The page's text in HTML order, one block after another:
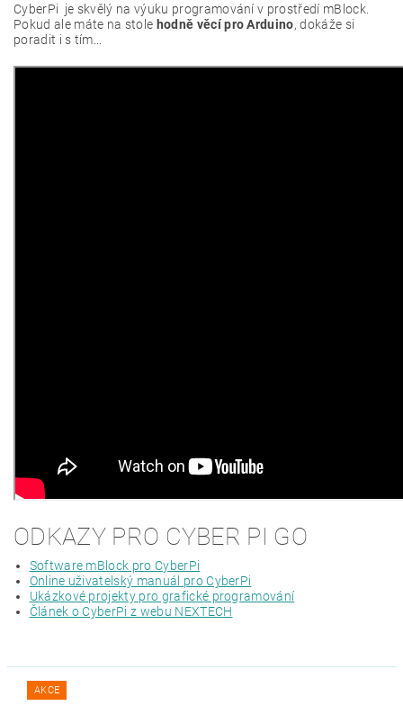
CyberPi je skvělý na výuku programování v prostředí mBlock.
Pokud ale máte na stole hodně věcí pro Arduino, dokáže si
poradit i s tím...
ODKAZY PRO CYBER PI GO
Software mBlock pro CyberPi
Online uživatelský manuál pro CyberPi
Ukázkové projekty pro grafické programování
Článek o CyberPi z webu NEXTECH
AKCE